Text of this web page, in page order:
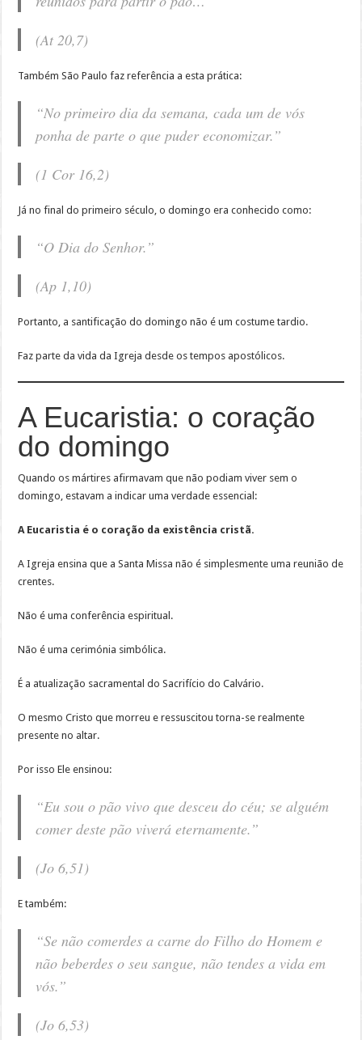
(At 20,7)
Também São Paulo faz referência a esta prática:
“No primeiro dia da semana, cada um de vós
ponha de parte o que puder economizar.”
(1 Cor 16,2)
Já no final do primeiro século, o domingo era conhecido como:
“O Dia do Senhor.”
(Ap 1,10)
Portanto, a santificação do domingo não é um costume tardio.
Faz parte da vida da Igreja desde os tempos apostólicos.
A Eucaristia: o coração
do domingo
Quando os mártires afirmavam que não podiam viver sem o
domingo, estavam a indicar uma verdade essencial:
A Eucaristia é o coração da existência cristã.
A Igreja ensina que a Santa Missa não é simplesmente uma reunião de
crentes.
Não é uma conferência espiritual.
Não é uma cerimónia simbólica.
É a atualização sacramental do Sacrifício do Calvário.
O mesmo Cristo que morreu e ressuscitou torna-se realmente
presente no altar.
Por isso Ele ensinou:
“Eu sou o pão vivo que desceu do céu; se alguém
comer deste pão viverá eternamente.”
(Jo 6,51)
E também:
“Se não comerdes a carne do Filho do Homem e
não beberdes o seu sangue, não tendes a vida em
vós.”
(Jo 6,53)